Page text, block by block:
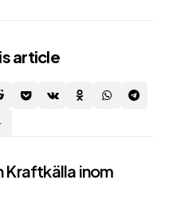
article
Kraftkälla inom